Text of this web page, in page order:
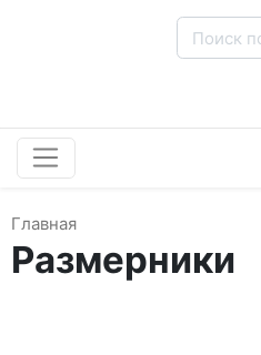
Главная
Размерники